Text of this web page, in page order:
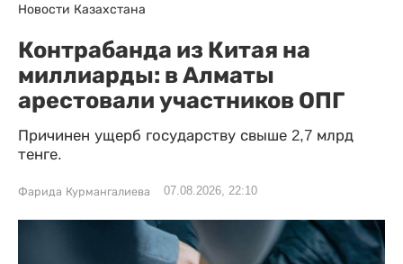
Новости Казахстана
Контрабанда из Китая на
миллиарды: в Алматы
арестовали участников ОПГ
Причинен ущерб государству свыше 2,7 млрд
тенге.
Фарида Курмангалиева 07.08.2026, 22:10